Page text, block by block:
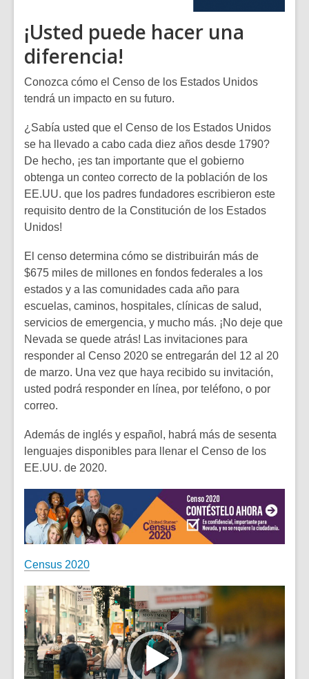
¡Usted puede hacer una
diferencia!
Conozca cómo el Censo de los Estados Unidos
tendrá un impacto en su futuro.
¿Sabía usted que el Censo de los Estados Unidos
se ha llevado a cabo cada diez años desde 1790?
De hecho, ¡es tan importante que el gobierno
obtenga un conteo correcto de la población de los
EE.UU. que los padres fundadores escribieron este
requisito dentro de la Constitución de los Estados
Unidos!
El censo determina cómo se distribuirán más de
$675 miles de millones en fondos federales a los
estados y a las comunidades cada año para
escuelas, caminos, hospitales, clínicas de salud,
servicios de emergencia, y mucho más. ¡No deje que
Nevada se quede atrás! Las invitaciones para
responder al Censo 2020 se entregarán del 12 al 20
de marzo. Una vez que haya recibido su invitación,
usted podrá responder en línea, por teléfono, o por
correo.
Además de inglés y español, habrá más de sesenta
lenguajes disponibles para llenar el Censo de los
EE.UU. de 2020.
Census 2020
Video
Player